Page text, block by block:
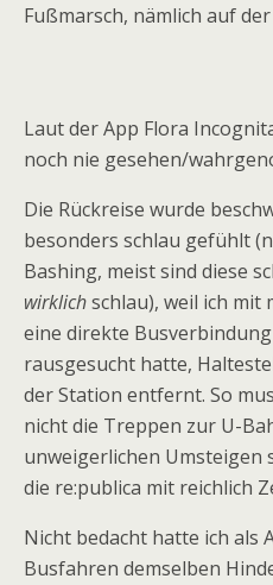
Fußmarsch, nämlich auf
Laut der App Flora
noch nie gesehen/
Die Rückreise wurde
besonders schlau gefühlt
Bashing, meist sind diese
wirklichschlau), weil ich mit
eine direkte
rausgesucht hatte,
der Station entfernt. So
nicht die Treppen zur U-
unweigerlichen Umsteigen
die re:publica mit reichlich
Nicht bedacht hatte ich als
Busfahren demselben